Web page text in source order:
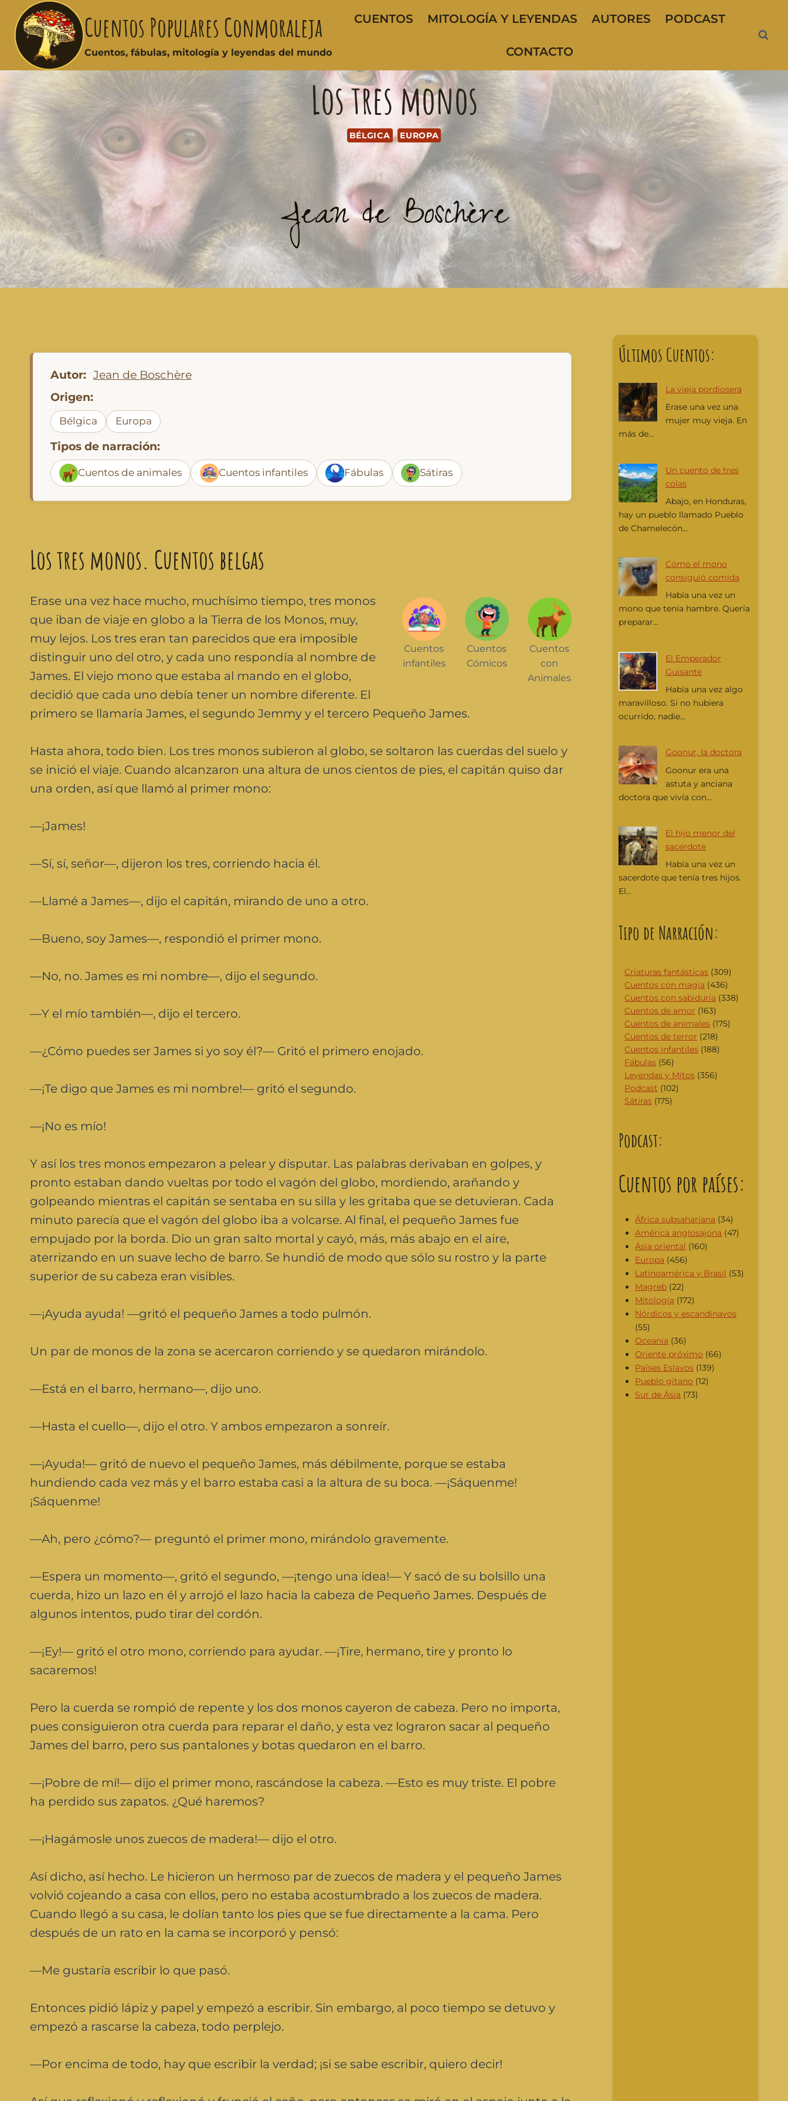
Cuentos Populares Conmoraleja
Cuentos, fábulas, mitología y leyendas del mundo
CUENTOS MITOLOGÍA Y LEYENDAS AUTORES PODCAST
CONTACTO
Los tres monos
BÉLGICA EUROPA
Jean de Boschère
Autor: Jean de Boschère
Origen:
Bélgica Europa
Tipos de narración:
Cuentos de animales Cuentos infantiles Fábulas Sátiras
Los tres monos. Cuentos belgas
Cuentos
con
Animales
Cuentos
Cómicos
Cuentos
infantiles
Erase una vez hace mucho, muchísimo tiempo, tres monos
que iban de viaje en globo a la Tierra de los Monos, muy,
muy lejos. Los tres eran tan parecidos que era imposible
distinguir uno del otro, y cada uno respondía al nombre de
James. El viejo mono que estaba al mando en el globo,
decidió que cada uno debía tener un nombre diferente. El
primero se llamaría James, el segundo Jemmy y el tercero Pequeño James.
Hasta ahora, todo bien. Los tres monos subieron al globo, se soltaron las cuerdas del suelo y
se inició el viaje. Cuando alcanzaron una altura de unos cientos de pies, el capitán quiso dar
una orden, así que llamó al primer mono:
—¡James!
—Sí, sí, señor—, dijeron los tres, corriendo hacia él.
—Llamé a James—, dijo el capitán, mirando de uno a otro.
—Bueno, soy James—, respondió el primer mono.
—No, no. James es mi nombre—, dijo el segundo.
—Y el mío también—, dijo el tercero.
—¿Cómo puedes ser James si yo soy él?— Gritó el primero enojado.
—¡Te digo que James es mi nombre!— gritó el segundo.
—¡No es mío!
Y así los tres monos empezaron a pelear y disputar. Las palabras derivaban en golpes, y
pronto estaban dando vueltas por todo el vagón del globo, mordiendo, arañando y
golpeando mientras el capitán se sentaba en su silla y les gritaba que se detuvieran. Cada
minuto parecía que el vagón del globo iba a volcarse. Al final, el pequeño James fue
empujado por la borda. Dio un gran salto mortal y cayó, más, más abajo en el aire,
aterrizando en un suave lecho de barro. Se hundió de modo que sólo su rostro y la parte
superior de su cabeza eran visibles.
—¡Ayuda ayuda! —gritó el pequeño James a todo pulmón.
Un par de monos de la zona se acercaron corriendo y se quedaron mirándolo.
—Está en el barro, hermano—, dijo uno.
—Hasta el cuello—, dijo el otro. Y ambos empezaron a sonreír.
—¡Ayuda!— gritó de nuevo el pequeño James, más débilmente, porque se estaba
hundiendo cada vez más y el barro estaba casi a la altura de su boca. —¡Sáquenme!
¡Sáquenme!
—Ah, pero ¿cómo?— preguntó el primer mono, mirándolo gravemente.
—Espera un momento—, gritó el segundo, —¡tengo una idea!— Y sacó de su bolsillo una
cuerda, hizo un lazo en él y arrojó el lazo hacia la cabeza de Pequeño James. Después de
algunos intentos, pudo tirar del cordón.
—¡Ey!— gritó el otro mono, corriendo para ayudar. —¡Tire, hermano, tire y pronto lo
sacaremos!
Pero la cuerda se rompió de repente y los dos monos cayeron de cabeza. Pero no importa,
pues consiguieron otra cuerda para reparar el daño, y esta vez lograron sacar al pequeño
James del barro, pero sus pantalones y botas quedaron en el barro.
—¡Pobre de mí!— dijo el primer mono, rascándose la cabeza. —Esto es muy triste. El pobre
ha perdido sus zapatos. ¿Qué haremos?
—¡Hagámosle unos zuecos de madera!— dijo el otro.
Así dicho, así hecho. Le hicieron un hermoso par de zuecos de madera y el pequeño James
volvió cojeando a casa con ellos, pero no estaba acostumbrado a los zuecos de madera.
Cuando llegó a su casa, le dolían tanto los pies que se fue directamente a la cama. Pero
después de un rato en la cama se incorporó y pensó:
—Me gustaría escribir lo que pasó.
Entonces pidió lápiz y papel y empezó a escribir. Sin embargo, al poco tiempo se detuvo y
empezó a rascarse la cabeza, todo perplejo.
—Por encima de todo, hay que escribir la verdad; ¡si se sabe escribir, quiero decir!
Últimos Cuentos:
La vieja pordiosera
Erase una vez una
mujer muy vieja. En
más de...
Un cuento de tres
colas
Abajo, en Honduras,
hay un pueblo llamado Pueblo
de Chamelecón...
Cómo el mono
consiguió comida
Había una vez un
mono que tenía hambre. Quería
preparar...
El Emperador
Guisante
Había una vez algo
maravilloso. Si no hubiera
ocurrido, nadie...
Goonur, la doctora
Goonur era una
astuta y anciana
doctora que vivía con...
El hijo menor del
sacerdote
Había una vez un
sacerdote que tenía tres hijos.
El...
Tipo de Narración:
Criaturas fantásticas (309)
Cuentos con magia (436)
Cuentos con sabiduría (338)
Cuentos de amor (163)
Cuentos de animales (175)
Cuentos de terror (218)
Cuentos infantiles (188)
Fábulas (56)
Leyendas y Mitos (356)
Podcast (102)
Sátiras (175)
Podcast:
Cuentos por países:
África subsahariana (34)
América anglosajona (47)
Ásia oriental (160)
Europa (456)
Latinoamérica y Brasil (53)
Magreb (22)
Mitología (172)
Nórdicos y escandinavos
(55)
Oceanía (36)
Oriente próximo (66)
Países Eslavos (139)
Pueblo gitano (12)
Sur de Ásia (73)